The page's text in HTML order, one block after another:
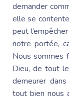
demander
elle se
peut
notre portée,
Nous sommes
Dieu, de tout
demeurer
tout bien nous